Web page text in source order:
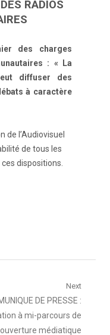
RADIOS
des charges
: « La
diffuser des
à caractère
de l’Audiovisuel
de tous les
dispositions.
Next
DE PRESSE :
à mi-parcours de
médiatique